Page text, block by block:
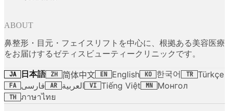
ABOUT
鼻整形・目元・フェイスリフトを中心に、根拠ある美容医療
をお届けするゼティスビューティークリニックです。
JA 日本語 ZH 简体中文 EN English KO 한국어 TR Türkçe
FA فارسی AR العربية VI Tiếng Việt MN Монгол
TH ภาษาไทย